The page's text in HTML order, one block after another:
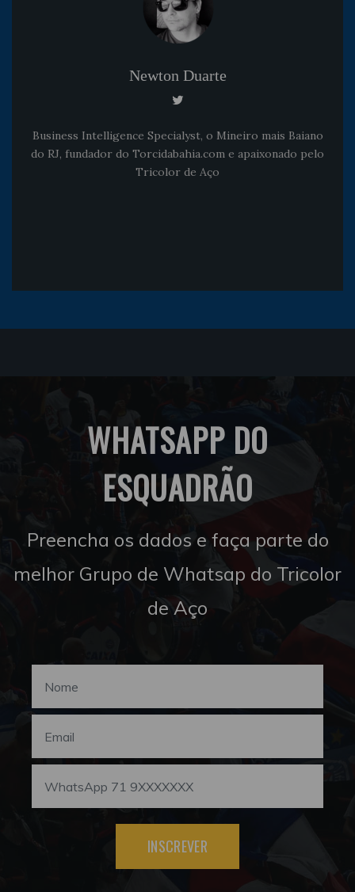
Newton Duarte
Business Intelligence Specialyst, o Mineiro mais Baiano
do RJ, fundador do Torcidabahia.com e apaixonado pelo
Tricolor de Aço
WHATSAPP DO
ESQUADRÃO
Preencha os dados e faça parte do
melhor Grupo de Whatsap do Tricolor
de Aço
INSCREVER